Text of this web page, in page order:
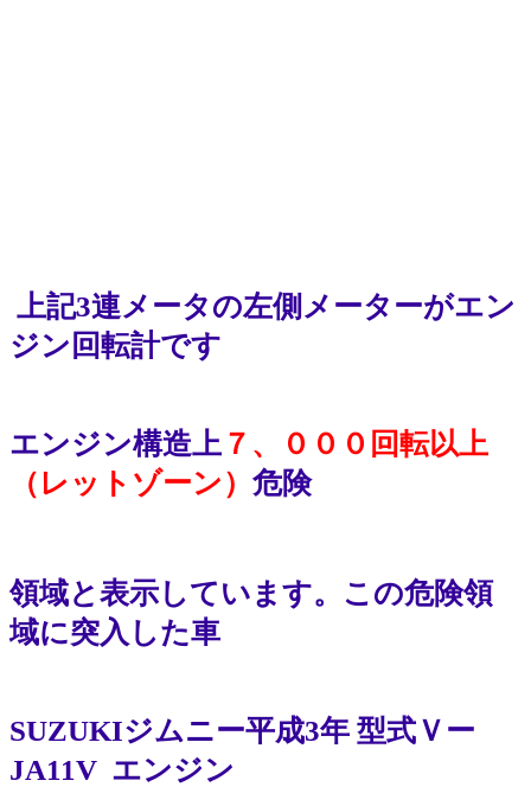
上記3連メータの左側メーターがエン
ジン回転計です
エンジン構造上 ７、０００回転以上
（レットゾーン） 危険
領域と表示しています。この危険領
域に突入した車
SUZUKIジムニー平成3年 型式Ｖー
JA11V エンジン